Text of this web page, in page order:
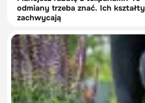
odmiany trzeba znać. Ich kształty
zachwycają